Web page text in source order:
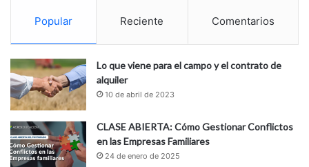
Popular Reciente Comentarios
Lo que viene para el campo y el contrato de
alquiler
10 de abril de 2023
CLASE ABIERTA: Cómo Gestionar Conflictos
en las Empresas Familiares
24 de enero de 2025